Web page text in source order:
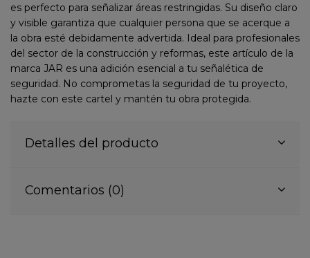
es perfecto para señalizar áreas restringidas. Su diseño claro
y visible garantiza que cualquier persona que se acerque a
la obra esté debidamente advertida. Ideal para profesionales
del sector de la construcción y reformas, este artículo de la
marca JAR es una adición esencial a tu señalética de
seguridad. No comprometas la seguridad de tu proyecto,
hazte con este cartel y mantén tu obra protegida.
Detalles del producto
Comentarios (0)